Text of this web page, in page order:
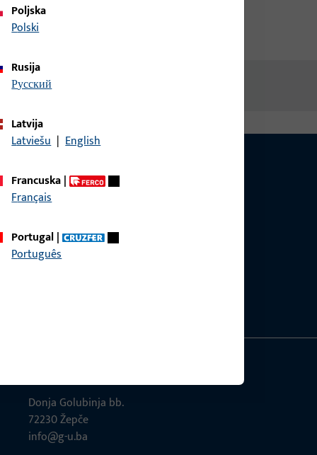
Poljska
Polski
Rusija
русский
Latvija
Latviešu | English
Francuska|
Français
Portugal|
Português
GU-Građevinski okovi d.o.o.
Donja Golubinja bb.
72230 Žepče
info@g-u.ba